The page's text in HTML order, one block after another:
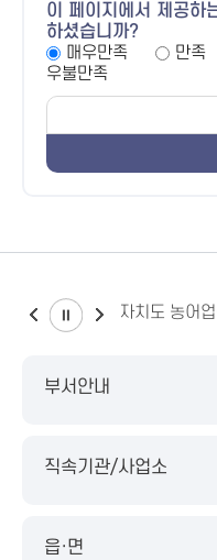
이 페이지에서 제공하
하셨습니까?
매우만족
만족
우불만족
전북특별자치도 농어
부서안내
직속기관/사업소
읍·면